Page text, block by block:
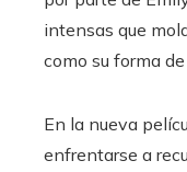
intensas que
como su forma
En la nueva
enfrentarse a